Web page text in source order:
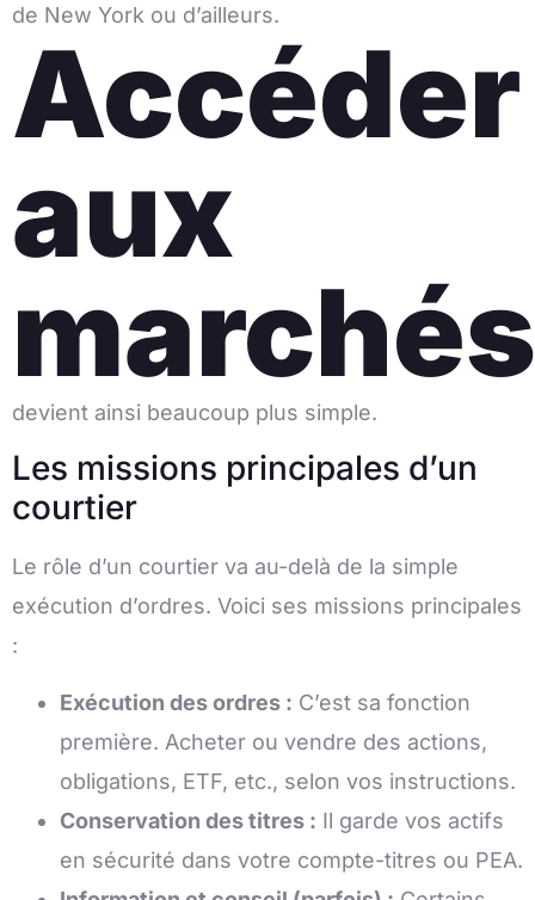
de New York ou d’ailleurs.
Accéder
aux
marchés
devient ainsi beaucoup plus simple.
Les missions principales d’un
courtier
Le rôle d’un courtier va au-delà de la simple
exécution d’ordres. Voici ses missions principales
:
Exécution des ordres : C’est sa fonction
première. Acheter ou vendre des actions,
obligations, ETF, etc., selon vos instructions.
Conservation des titres : Il garde vos actifs
en sécurité dans votre compte-titres ou PEA.